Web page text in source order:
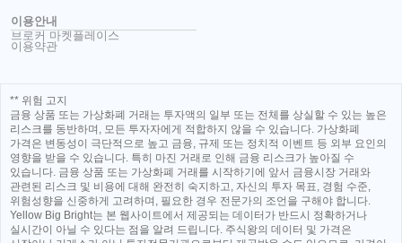
이용안내
브로커 마켓플레이스
이용약관
** 위험 고지
금융 상품 또는 가상화폐 거래는 투자액의 일부 또는 전체를 상실할 수 있는 높은
리스크를 동반하며, 모든 투자자에게 적합하지 않을 수 있습니다. 가상화폐
가격은 변동성이 극단적으로 높고 금융, 규제 또는 정치적 이벤트 등 외부 요인의
영향을 받을 수 있습니다. 특히 마진 거래로 인해 금융 리스크가 높아질 수
있습니다. 금융 상품 또는 가상화폐 거래를 시작하기에 앞서 금융시장 거래와
관련된 리스크 및 비용에 대해 완전히 숙지하고, 자신의 투자 목표, 경험 수준,
위험성향을 신중하게 고려하며, 필요한 경우 전문가의 조언을 구해야 합니다.
Yellow Big Bright는 본 웹사이트에서 제공되는 데이터가 반드시 정확하거나
실시간이 아닐 수 있다는 점을 알려 드립니다. 주식왕의 데이터 및 가격은